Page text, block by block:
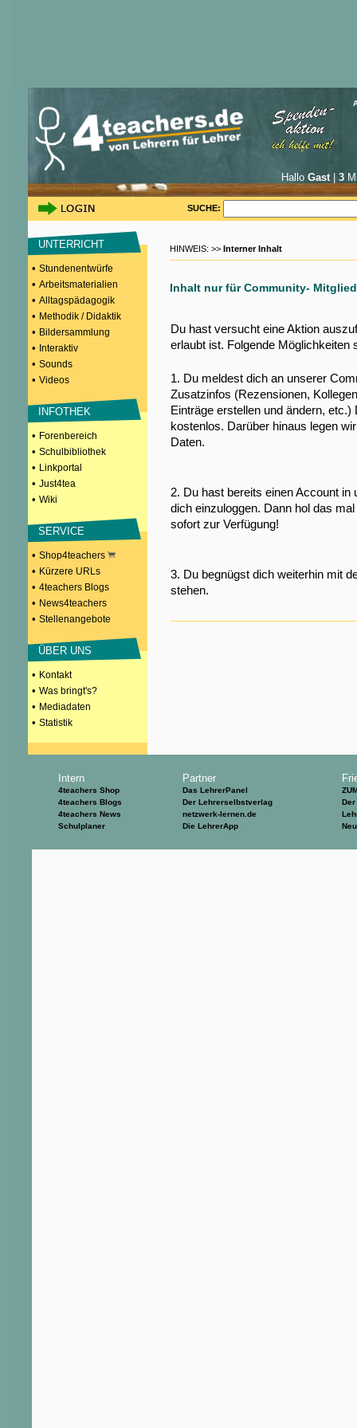
Hallo Gast| 3
SUCHE:
UNTERRICHT
• Stundenentwürfe
• Arbeitsmaterialien
• Alltagspädagogik
• Methodik / Didaktik
• Bildersammlung
• Interaktiv
• Sounds
• Videos
INFOTHEK
• Forenbereich
• Schulbibliothek
• Linkportal
• Just4tea
• Wiki
SERVICE
• Shop4teachers
• Kürzere URLs
• 4teachers Blogs
• News4teachers
• Stellenangebote
ÜBER UNS
• Kontakt
• Was bringt's?
• Mediadaten
• Statistik
HINWEIS: >> Interner Inhalt
Inhalt nur für Community-
Du hast versucht eine Aktion
erlaubt ist. Folgende Möglichkeiten
1. Du meldest dich an unserer
Zusatzinfos (Rezensionen,
Einträge erstellen und ändern,
kostenlos. Darüber hinaus legen
Daten.
2. Du hast bereits einen Account
dich einzuloggen. Dann hol das
sofort zur Verfügung!
3. Du begnügst dich weiterhin mit
stehen.
Intern
4teachers Shop
4teachers Blogs
4teachers News
Schulplaner
Partner
Das LehrerPanel
Der Lehrerselbstverlag
netzwerk-lernen.de
Die LehrerApp